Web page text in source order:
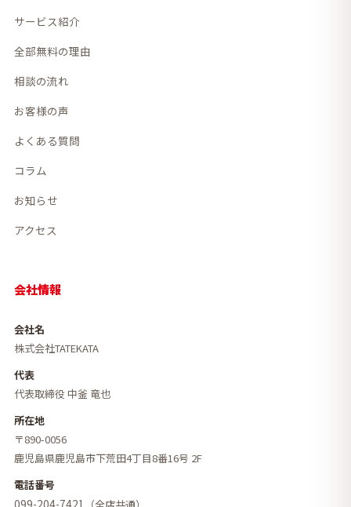
サービス紹介
全部無料の理由
相談の流れ
お客様の声
よくある質問
コラム
お知らせ
アクセス
会社情報
会社名
株式会社TATEKATA
代表
代表取締役 中釜 竜也
所在地
〒890-0056
鹿児島県鹿児島市下荒田4丁目8番16号 2F
電話番号
099-204-7421 （全店共通）